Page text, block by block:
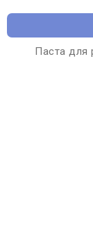
Паста для